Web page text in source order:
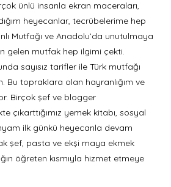
ünlü insanla ekran maceraları,
heyecanlar, tecrübelerime hep
Mutfağı ve Anadolu’da unutulmaya
gelen mutfak hep ilgimi çekti.
sayısız tarifler ile Türk mutfağı
Bu topraklara olan hayranlığım ve
Birçok şef ve blogger
çıkarttığımız yemek kitabı, sosyal
ilk günkü heyecanla devam
şef, pasta ve ekşi maya ekmek
öğreten kısmıyla hizmet etmeye